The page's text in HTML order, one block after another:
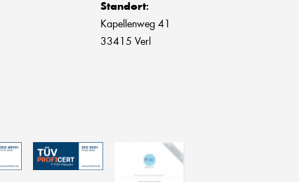
Standort:
Kapellenweg 41
33415 Verl